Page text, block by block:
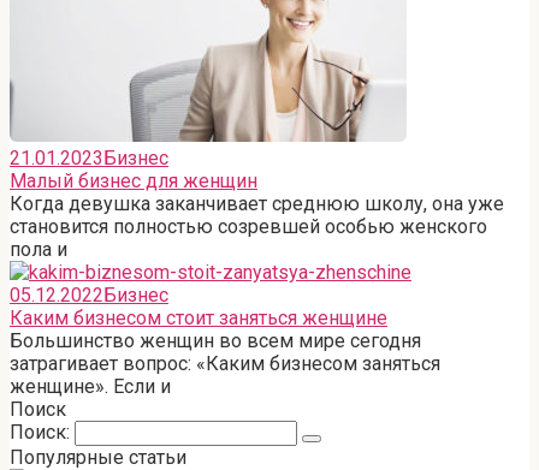
21.01.2023Бизнес
Малый бизнес для женщин
Когда девушка заканчивает среднюю школу, она уже
становится полностью созревшей особью женского
пола и
05.12.2022Бизнес
Каким бизнесом стоит заняться женщине
Большинство женщин во всем мире сегодня
затрагивает вопрос: «Каким бизнесом заняться
женщине». Если и
Поиск
Поиск:
Популярные статьи